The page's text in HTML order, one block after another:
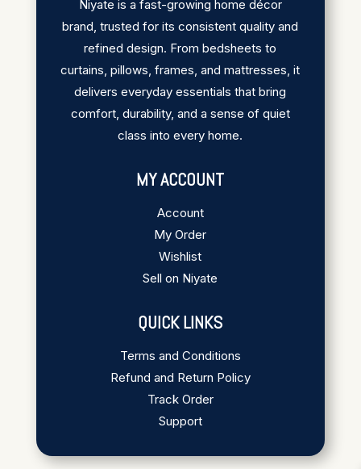
Niyate is a fast-growing home décor
brand, trusted for its consistent quality and
refined design. From bedsheets to
curtains, pillows, frames, and mattresses, it
delivers everyday essentials that bring
comfort, durability, and a sense of quiet
class into every home.
MY ACCOUNT
Account
My Order
Wishlist
Sell on Niyate
QUICK LINKS
Terms and Conditions
Refund and Return Policy
Track Order
Support